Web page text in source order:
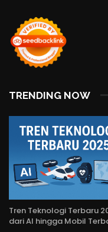
TRENDING NOW
Tren Teknologi Terbaru
dari AI hingga Mobil